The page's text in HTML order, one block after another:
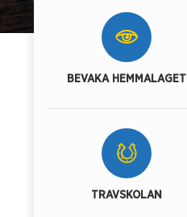
BEVAKA HEMMALAGET
TRAVSKOLAN